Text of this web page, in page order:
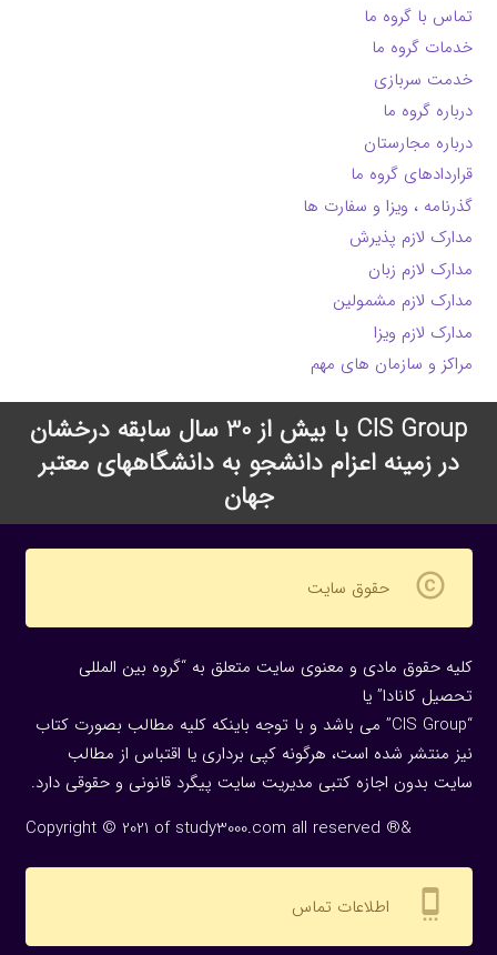
تماس با گروه ما
خدمات گروه ما
خدمت سربازی
درباره گروه ما
درباره مجارستان
قراردادهای گروه ما
گذرنامه ، ویزا و سفارت ها
مدارک لازم پذیرش
مدارک لازم زبان
مدارک لازم مشمولین
مدارک لازم ویزا
مراکز و سازمان های مهم
CIS Group با بیش از 30 سال سابقه درخشان
در زمینه اعزام دانشجو به دانشگاههای معتبر
جهان
copyright حقوق سایت
کلیه حقوق مادی و معنوی سایت متعلق به “گروه بین المللی
تحصیل کانادا” یا
“CIS Group” می باشد و با توجه باینکه کلیه مطالب بصورت کتاب
نیز منتشر شده است، هرگونه كپی برداری یا اقتباس از مطالب
سایت بدون اجازه كتبی مدیریت سایت پیگرد قانونی و حقوقی دارد.
Copyright © 2021 of study3000.com all reserved ®&
settings_cell اطلاعات تماس